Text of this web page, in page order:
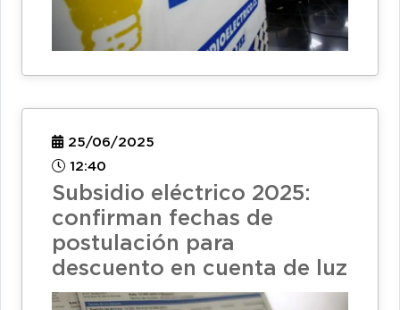
25/06/2025
12:40
Subsidio eléctrico 2025:
confirman fechas de
postulación para
descuento en cuenta de luz